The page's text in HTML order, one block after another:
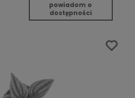
powiadom o
dostępności